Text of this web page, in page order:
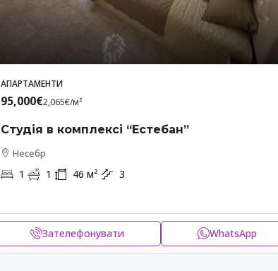
АПАРТАМЕНТИ
95,000€2,065€/м²
Студія в комплексі “Естебан”
Несебр
1 1 46 м² 3
Зателефонувати WhatsApp